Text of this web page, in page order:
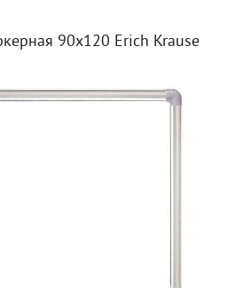
90х120 Erich Krause